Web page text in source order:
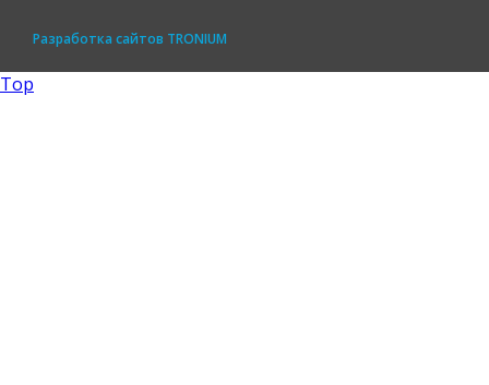
Разработка сайтов TRONIUM
Top